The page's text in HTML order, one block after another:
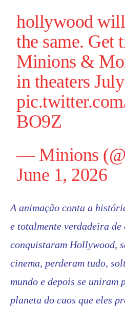
hollywood
the same. Get
Minions &
in theaters
BO9Z
— Minions (@
June 1, 2026
A animação conta a
e totalmente verdadeira de
conquistaram Hollywood,
cinema, perderam tudo,
mundo e depois se uniram
planeta do caos que eles